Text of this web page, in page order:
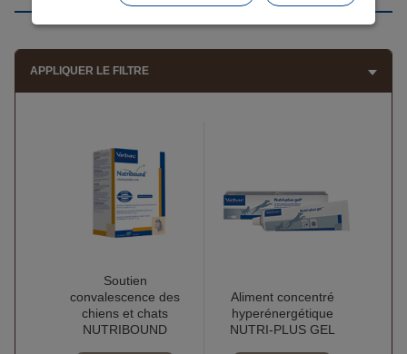
PRODUITS COMPLÉMENTAIRES
APPLIQUER LE FILTRE
Soutien
convalescence des
chiens et chats
NUTRIBOUND
Aliment concentré
hyperénergétique
NUTRI-PLUS GEL